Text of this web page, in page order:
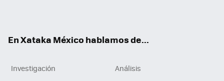
En Xataka México hablamos de...
Investigación
Análisis